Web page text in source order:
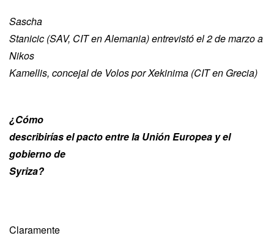
Sascha
Stanicic (SAV, CIT en Alemania) entrevistó el 2 de marzo a
Nikos
Kamellis, concejal de Volos por Xekinima (CIT en Grecia)
¿Cómo
describirías el pacto entre la Unión Europea y el
gobierno de
Syriza?
Claramente